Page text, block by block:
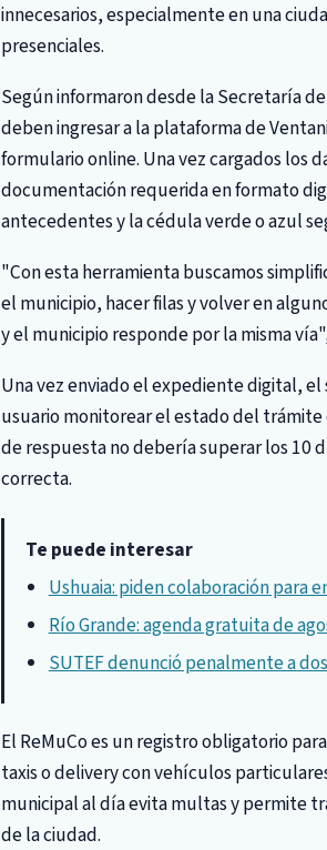
innecesarios, especialmente en una
presenciales.
Según informaron desde la Secretaría
deben ingresar a la plataforma de
formulario online. Una vez cargados los
documentación requerida en formato
antecedentes y la cédula verde o azul
"Con esta herramienta buscamos
el municipio, hacer filas y volver en
y el municipio responde por la misma
Una vez enviado el expediente digital,
usuario monitorear el estado del
de respuesta no debería superar los 10
correcta.
Te puede interesar
Ushuaia: piden colaboración para
Río Grande: agenda gratuita de
SUTEF denunció penalmente a
El ReMuCo es un registro obligatorio
taxis o delivery con vehículos
municipal al día evita multas y permite
de la ciudad.